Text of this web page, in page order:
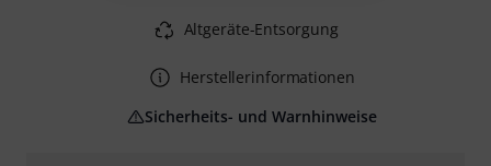
Altgeräte-Entsorgung
Herstellerinformationen
Sicherheits- und Warnhinweise